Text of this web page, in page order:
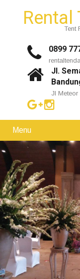
Rental
Tent
0899
Jl.
Jl
Menu